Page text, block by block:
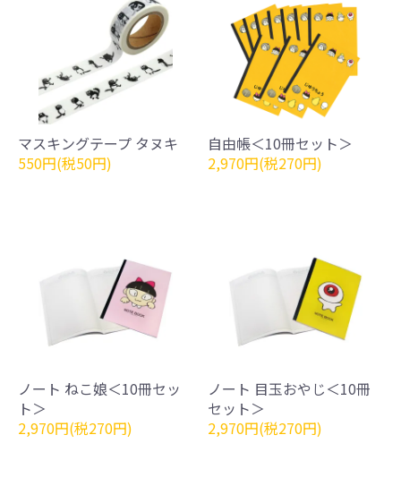
マスキングテープ タヌキ
550円(税50円)
自由帳＜10冊セット＞
2,970円(税270円)
ノート ねこ娘＜10冊セッ
ト＞
2,970円(税270円)
ノート 目玉おやじ＜10冊
セット＞
2,970円(税270円)